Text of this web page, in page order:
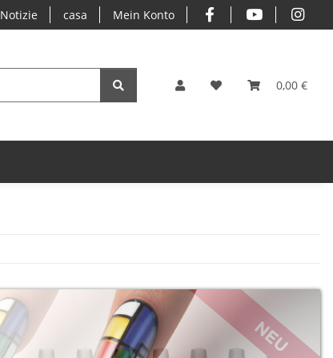
Notizie casa Mein Konto
0,00 €